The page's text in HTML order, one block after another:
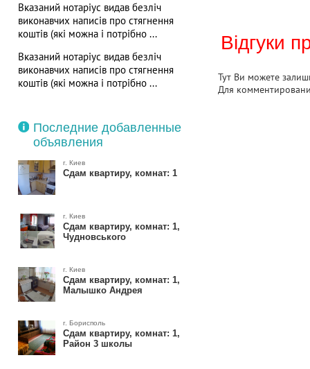
Вказаний нотаріус видав безліч
виконавчих написів про стягнення
коштів (які можна і потрібно ...
Вказаний нотаріус видав безліч
виконавчих написів про стягнення
коштів (які можна і потрібно ...
Последние добавленные
объявления
г. Киев
Сдам квартиру, комнат: 1
г. Киев
Сдам квартиру, комнат: 1,
Чудновського
г. Киев
Сдам квартиру, комнат: 1,
Малышко Андрея
г. Борисполь
Сдам квартиру, комнат: 1,
Район 3 школы
Відгуки
Тут Ви можете
Для